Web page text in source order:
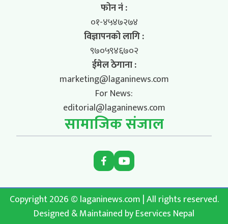
फोन नं :
०१-४५४७२७४
विज्ञापनको लागि :
९७०५९४६७०२
ईमेल ठेगाना :
marketing@laganinews.com
For News:
editorial@laganinews.com
सामाजिक संजाल
Copyright 2026 © laganinews.com | All rights reserved.
Designed & Maintained byEservices Nepal